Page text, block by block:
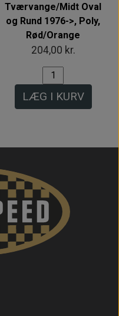
Tværvange/Midt Oval
og Rund 1976->, Poly,
Rød/Orange
204,00 kr.
LÆG I KURV